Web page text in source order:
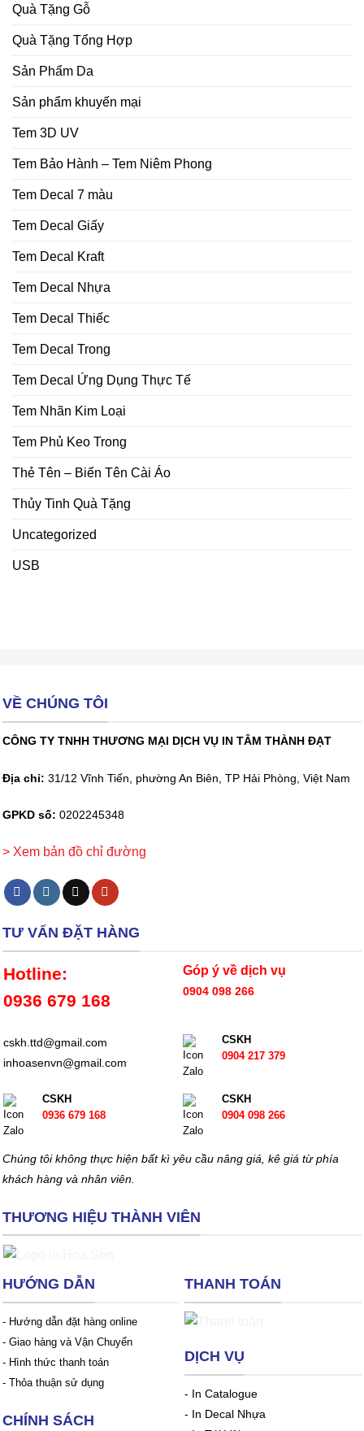
Quà Tặng Gỗ
Quà Tặng Tổng Hợp
Sản Phẩm Da
Sản phẩm khuyến mại
Tem 3D UV
Tem Bảo Hành – Tem Niêm Phong
Tem Decal 7 màu
Tem Decal Giấy
Tem Decal Kraft
Tem Decal Nhựa
Tem Decal Thiếc
Tem Decal Trong
Tem Decal Ứng Dụng Thực Tế
Tem Nhãn Kim Loại
Tem Phủ Keo Trong
Thẻ Tên – Biển Tên Cài Áo
Thủy Tinh Quà Tặng
Uncategorized
USB
VỀ CHÚNG TÔI
CÔNG TY TNHH THƯƠNG MẠI DỊCH VỤ IN TÂM THÀNH ĐẠT
Địa chỉ: 31/12 Vĩnh Tiến, phường An Biên, TP Hải Phòng, Việt Nam
GPKD số: 0202245348
> Xem bản đồ chỉ đường
TƯ VẤN ĐẶT HÀNG
Hotline:
0936 679 168
Góp ý về dịch vụ
0904 098 266
cskh.ttd@gmail.com
inhoasenvn@gmail.com
CSKH
0904 217 379
CSKH
0936 679 168
CSKH
0904 098 266
Chúng tôi không thực hiện bất kì yêu cầu nâng giá, kê giá từ phía
khách hàng và nhân viên.
THƯƠNG HIỆU THÀNH VIÊN
HƯỚNG DẪN
- Hướng dẫn đặt hàng online
- Giao hàng và Vận Chuyển
- Hình thức thanh toán
- Thỏa thuận sử dụng
CHÍNH SÁCH
THANH TOÁN
DỊCH VỤ
- In Catalogue
- In Decal Nhựa